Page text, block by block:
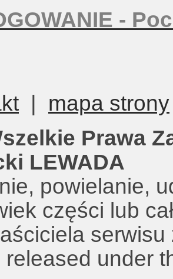
-
mapa strony
Prawa
LEWADA
powielanie,
części lub
released under